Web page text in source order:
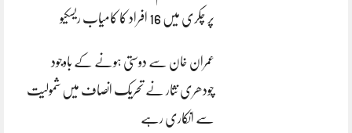
پر چکری میں 16 افراد کا کامیاب ریسکیو
عمران خان سے دوستی ہونے کے باوجود
چودھری نثار نے تحریک انصاف میں شمولیت
سے انکاری رہے